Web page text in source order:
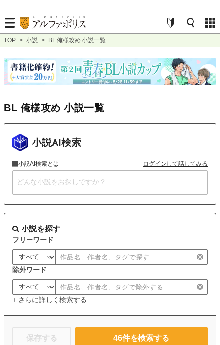
TOP > 小説 > BL 俺様攻め 小説一覧
BL 俺様攻め 小説一覧
小説AI検索
小説AI検索とは ログインして話してみる
小説を探す
フリーワード
除外ワード
+ さらに詳しく検索する
保存する 46件を検索する